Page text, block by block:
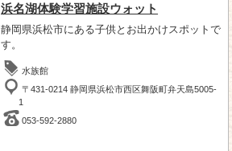
浜名湖体験学習施設ウォット
静岡県浜松市にある子供とお出かけスポットで
す。
水族館
〒431-0214 静岡県浜松市西区舞阪町弁天島5005-
1
053-592-2880